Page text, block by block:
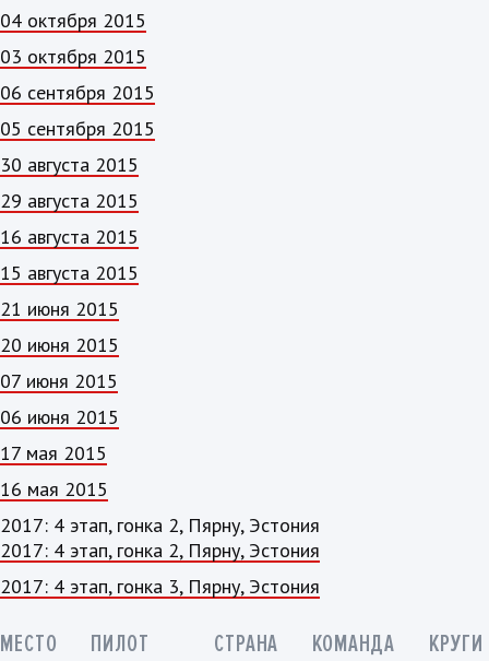
04 октября 2015
03 октября 2015
06 сентября 2015
05 сентября 2015
30 августа 2015
29 августа 2015
16 августа 2015
15 августа 2015
21 июня 2015
20 июня 2015
07 июня 2015
06 июня 2015
17 мая 2015
16 мая 2015
2017: 4 этап, гонка 2, Пярну, Эстония
2017: 4 этап, гонка 2, Пярну, Эстония
2017: 4 этап, гонка 3, Пярну, Эстония
МЕСТО ПИЛОТ СТРАНА КОМАНДА КРУГИ